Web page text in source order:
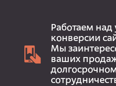
Работаем
конверсии
Мы
ваших